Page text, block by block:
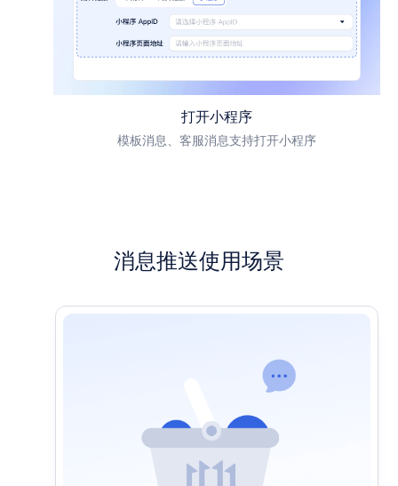
打开小程序
模板消息、客服消息支持打开小程序
消息推送使用场景